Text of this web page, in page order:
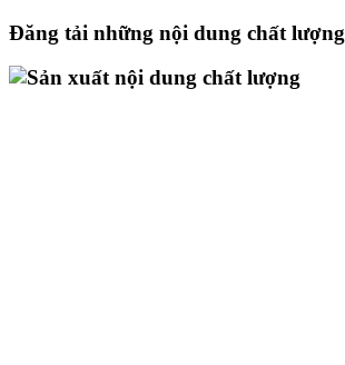
Đăng tải những nội dung chất lượng